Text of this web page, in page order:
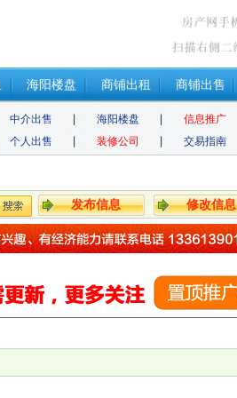
海阳楼盘 商铺出租 商铺出售
中介出售 海阳楼盘 信息推广
个人出售 装修公司 交易指南
发布信息 修改信息